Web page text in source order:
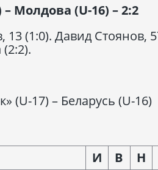
Молдова (U-16) – 2:2
13 (1:0). Давид Стоянов,
(U-17) – Беларусь (U-16)
И В Н